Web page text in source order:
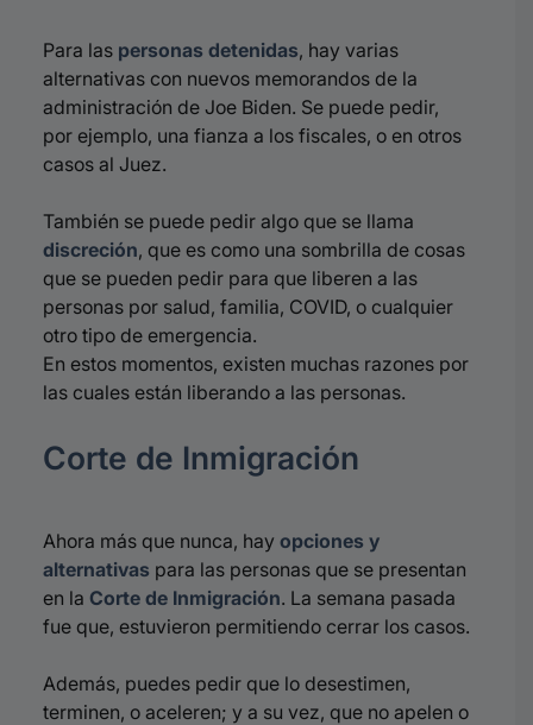
Para las personas detenidas, hay varias
alternativas con nuevos memorandos de la
administración de Joe Biden. Se puede pedir,
por ejemplo, una fianza a los fiscales, o en otros
casos al Juez.
También se puede pedir algo que se llama
discreción, que es como una sombrilla de cosas
que se pueden pedir para que liberen a las
personas por salud, familia, COVID, o cualquier
otro tipo de emergencia.
En estos momentos, existen muchas razones por
las cuales están liberando a las personas.
Corte de Inmigración
Ahora más que nunca, hay opciones y
alternativas para las personas que se presentan
en la Corte de Inmigración. La semana pasada
fue que, estuvieron permitiendo cerrar los casos.
Además, puedes pedir que lo desestimen,
terminen, o aceleren; y a su vez, que no apelen o